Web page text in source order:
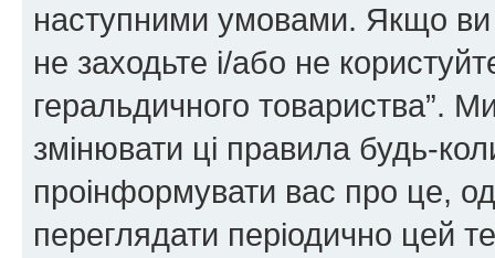
наступними умовами. Якщо ви
не заходьте і/або не
геральдичного товариства”.
змінювати ці правила будь-
проінформувати вас про це,
переглядати періодично цей